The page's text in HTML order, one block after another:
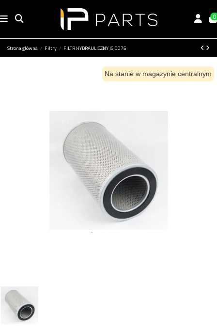
0
Strona główna Filtry FILTR HYDRAULICZNY JSJ0075
Na stanie w magazynie centralnym